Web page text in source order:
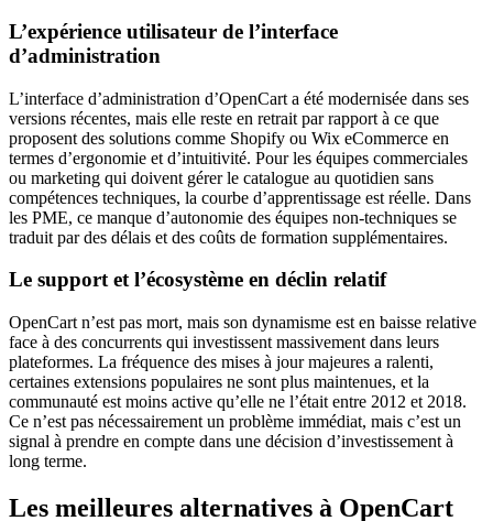
L’expérience utilisateur de l’interface
d’administration
L’interface d’administration d’OpenCart a été modernisée dans ses
versions récentes, mais elle reste en retrait par rapport à ce que
proposent des solutions comme Shopify ou Wix eCommerce en
termes d’ergonomie et d’intuitivité. Pour les équipes commerciales
ou marketing qui doivent gérer le catalogue au quotidien sans
compétences techniques, la courbe d’apprentissage est réelle. Dans
les PME, ce manque d’autonomie des équipes non-techniques se
traduit par des délais et des coûts de formation supplémentaires.
Le support et l’écosystème en déclin relatif
OpenCart n’est pas mort, mais son dynamisme est en baisse relative
face à des concurrents qui investissent massivement dans leurs
plateformes. La fréquence des mises à jour majeures a ralenti,
certaines extensions populaires ne sont plus maintenues, et la
communauté est moins active qu’elle ne l’était entre 2012 et 2018.
Ce n’est pas nécessairement un problème immédiat, mais c’est un
signal à prendre en compte dans une décision d’investissement à
long terme.
Les meilleures alternatives à OpenCart